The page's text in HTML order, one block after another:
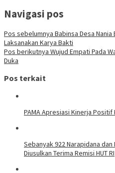
Navigasi pos
Pos sebelumnya Babinsa Desa
Laksanakan Karya Bakti
Pos berikutnya Wujud Empati Pada
Duka
Pos terkait
PAMA Apresiasi Kinerja Positif
Sebanyak 922 Narapidana dan
Diusulkan Terima Remisi HUT RI